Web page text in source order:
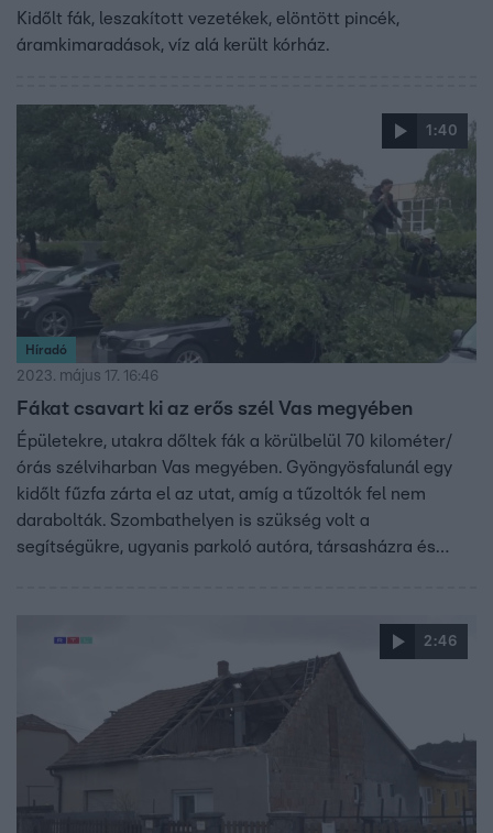
Kidőlt fák, leszakított vezetékek, elöntött pincék,
áramkimaradások, víz alá került kórház.
1:40
Híradó
2023. május 17. 16:46
Fákat csavart ki az erős szél Vas megyében
Épületekre, utakra dőltek fák a körülbelül 70 kilométer/
órás szélviharban Vas megyében. Gyöngyösfalunál egy
kidőlt fűzfa zárta el az utat, amíg a tűzoltók fel nem
darabolták. Szombathelyen is szükség volt a
segítségükre, ugyanis parkoló autóra, társasházra és
2:46